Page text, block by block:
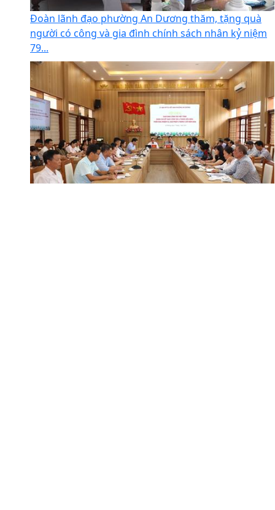
Đoàn lãnh đạo phường An Dương thăm, tặng quà
người có công và gia đình chính sách nhân kỷ niệm
79...